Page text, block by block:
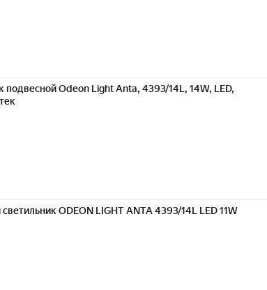
подвесной Odeon Light Anta, 4393/14L, 14W, LED,
ODEON LIGHT ANTA 4393/14L LED 11W